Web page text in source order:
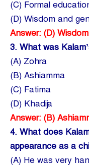
(C) Formal
(D) Wisdom and
Answer: (D)
3. What was
(A) Zohra
(B) Ashiamma
(C) Fatima
(D) Khadija
Answer: (B)
4. What does
appearance as a
(A) He was very